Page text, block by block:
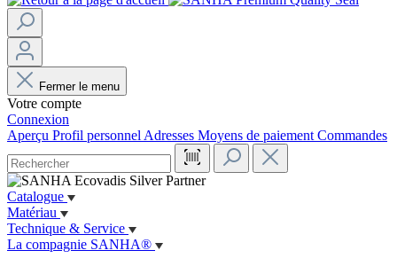
Fermer le menu
Votre compte
Connexion
Aperçu Profil personnel Adresses Moyens de paiement Commandes
Catalogue
Matériau
Technique & Service
La compagnie SANHA®